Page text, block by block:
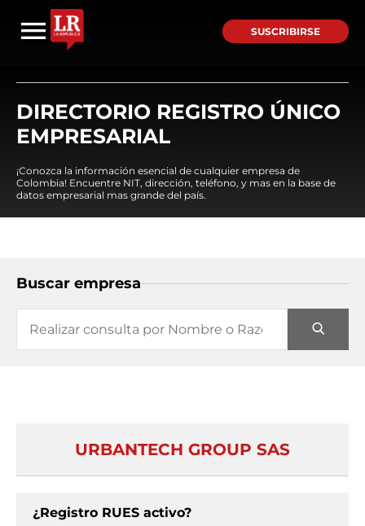
SUSCRIBIRSE
DIRECTORIO REGISTRO ÚNICO
EMPRESARIAL
¡Conozca la información esencial de cualquier empresa de
Colombia! Encuentre NIT, dirección, teléfono, y mas en la base de
datos empresarial mas grande del país.
Buscar empresa
URBANTECH GROUP SAS
¿Registro RUES activo?